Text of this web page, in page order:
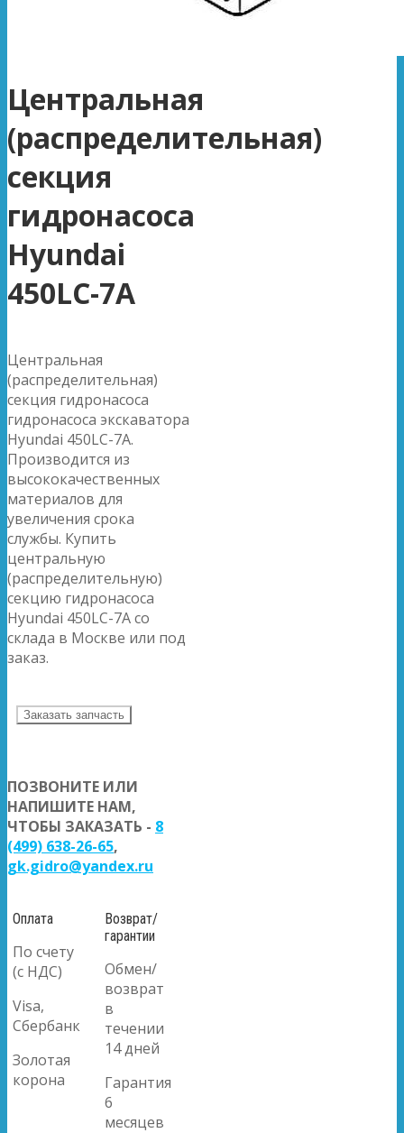
Центральная
(распределительная)
секция
гидронасоса
Hyundai
450LC-7A
Центральная
(распределительная)
секция гидронасоса
гидронасоса экскаватора
Hyundai 450LC-7A.
Производится из
высококачественных
материалов для
увеличения срока
службы. Купить
центральную
(распределительную)
секцию гидронасоса
Hyundai 450LC-7A со
склада в Москве или под
заказ.
Заказать запчасть
ПОЗВОНИТЕ ИЛИ
НАПИШИТЕ НАМ,
ЧТОБЫ ЗАКАЗАТЬ - 8
(499) 638-26-65,
gk.gidro@yandex.ru
Оплата
По счету
(с НДС)
Visa,
Сбербанк
Золотая
корона
Возврат/
гарантии
Обмен/
возврат
в
течении
14 дней
Гарантия
6
месяцев